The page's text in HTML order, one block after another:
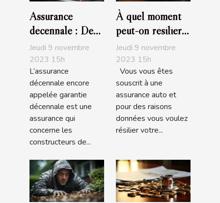
Assurance
décennale : De
quoi s’agit-il ?
Jeudi 9 novembre
2023 15h
L’assurance
décennale encore
appelée garantie
décennale est une
assurance qui
concerne les
constructeurs de...
À quel moment
peut-on résilier
son assurance
auto?
Jeudi 9 novembre
2023 15h
Vous vous êtes
souscrit à une
assurance auto et
pour des raisons
données vous voulez
résilier votre...